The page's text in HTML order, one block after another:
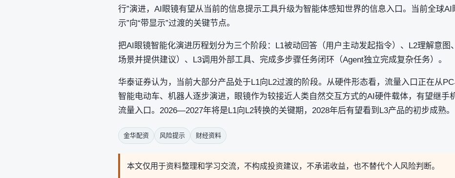
行”演进，AI眼镜有望从当前的信息提示工具升级为智能体感知世界的信息入口。当前全球AI
示”向“带显示”过渡的关键节点。
把AI眼镜智能化演进历程划分为三个阶段：L1被动回答（用户主动发起指令）、L2理解意图
场景并提供建议）、L3调用外部工具、完成多步骤任务闭环（Agent独立完成复杂任务）。
华泰证券认为，当前大部分产品处于L1向L2过渡的阶段。从硬件形态看，流量入口正在从PC
智能电动车、机器人逐步演进，眼镜作为较接近人类自然交互方式的AI硬件载体，有望继手
流量入口。2026—2027年将是L1向L2转换的关键期，2028年后有望看到L3产品的初步成熟。
金华配资 风险提示 财经资料
本文仅用于资料整理和学习交流，不构成投资建议，不承诺收益，也不替代个人风险判断。